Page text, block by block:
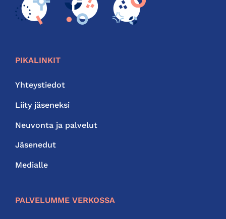
PIKALINKIT
Yhteystiedot
Liity jäseneksi
Neuvonta ja palvelut
Jäsenedut
Medialle
PALVELUMME VERKOSSA